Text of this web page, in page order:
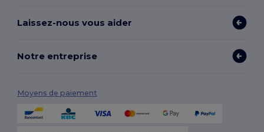
Laissez-nous vous aider
Notre entreprise
Moyens de paiement